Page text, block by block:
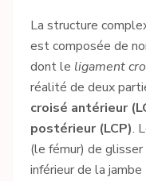
La structure
est composée de
dont le ligament
réalité de deux
croisé antérieur
postérieur (LCP).
(le fémur) de glisser
inférieur de la